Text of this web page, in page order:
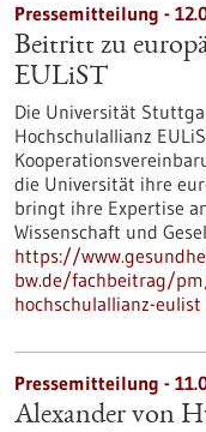
Pressemitteilung -
Beitritt zu
EULiST
Die Universität
Hochschulallianz
die Universität ihre
bringt ihre Expertise
Wissenschaft und
https://
bw.de/fachbeitrag/
hochschulallianz-eulist
Pressemitteilung -
Alexander von